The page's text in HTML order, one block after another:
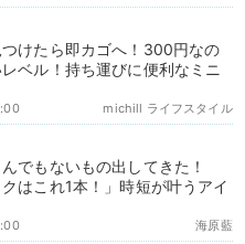
けたら即カゴへ！300円なの
ベル！持ち運びに便利なミニ
michill ライフスタイル
でもないもの出してきた！
クはこれ1本！」時短が叶うアイ
海原藍